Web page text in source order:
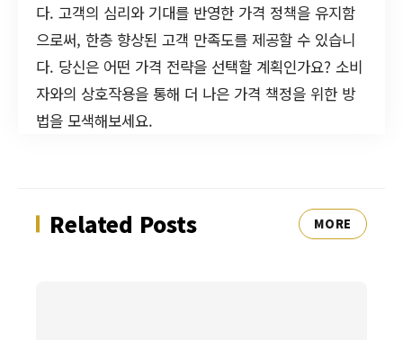
다. 고객의 심리와 기대를 반영한 가격 정책을 유지함
으로써, 한층 향상된 고객 만족도를 제공할 수 있습니
다. 당신은 어떤 가격 전략을 선택할 계획인가요? 소비
자와의 상호작용을 통해 더 나은 가격 책정을 위한 방
법을 모색해보세요.
Related Posts MORE